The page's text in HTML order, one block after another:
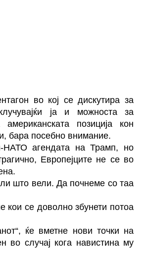
во кој се дискутира за
ја и можноста за
позиција кон
бара посебно внимание.
НАТО агендата на Трамп, но
Европејците не се во
што вели. Да почнеме со таа
кои се доволно збунети потоа
ќе вметне нови точки на
во случај кога навистина му